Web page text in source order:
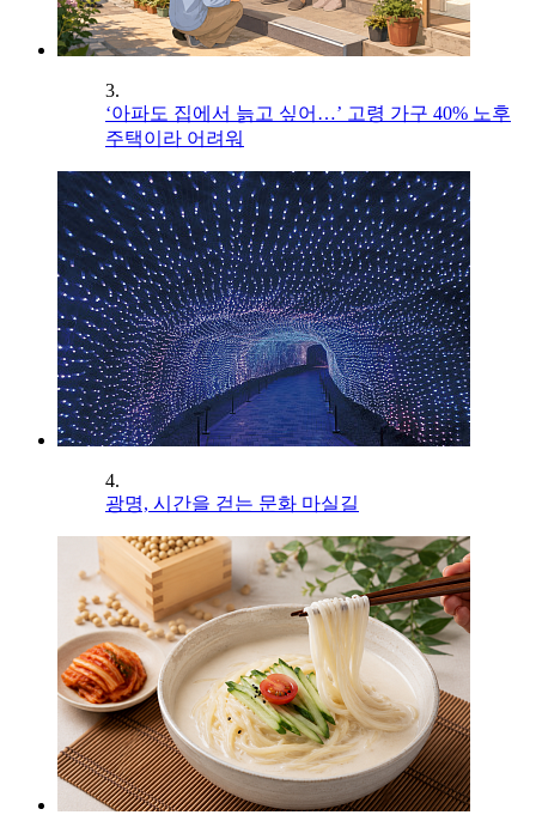
3.
‘아파도 집에서 늙고 싶어…’ 고령 가구 40% 노후
주택이라 어려워
4.
광명, 시간을 걷는 문화 마실길